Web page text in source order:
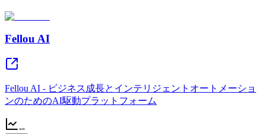
Fellou AI
Fellou AI - ビジネス成長とインテリジェントオートメーショ
ンのためのAI駆動プラットフォーム
--